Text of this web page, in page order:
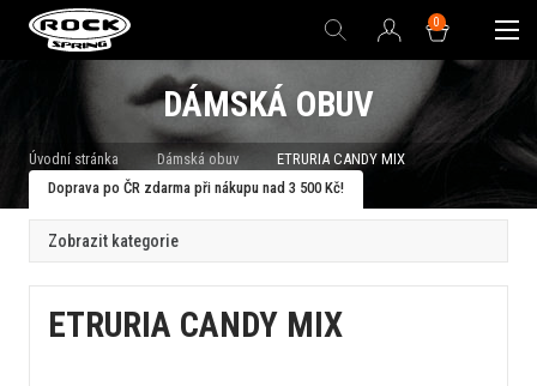
0
DÁMSKÁ OBUV
Úvodní stránka Dámská obuv
ETRURIA CANDY MIX
Doprava po ČR zdarma při nákupu nad 3 500 Kč!
ETRURIA CANDY MIX
Zobrazit kategorie